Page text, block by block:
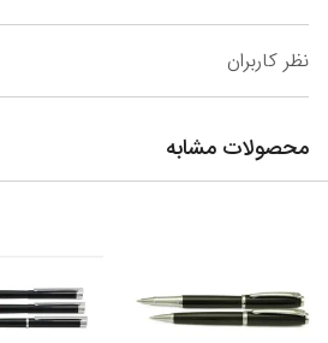
نظر کاربران
محصولات مشابه